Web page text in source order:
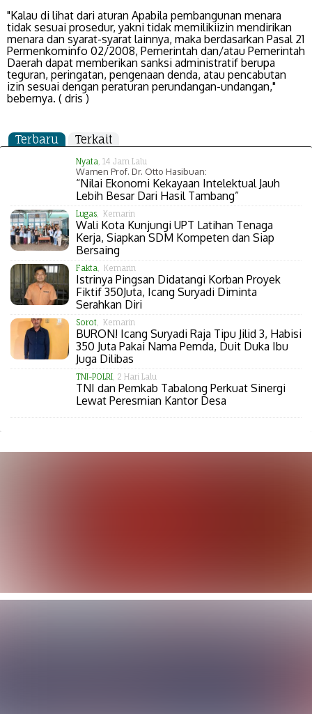
"Kalau di lihat dari aturan Apabila pembangunan menara
tidak sesuai prosedur, yakni tidak memilikiizin mendirikan
menara dan syarat-syarat lainnya, maka berdasarkan Pasal 21
Permenkominfo 02/2008, Pemerintah dan/atau Pemerintah
Daerah dapat memberikan sanksi administratif berupa
teguran, peringatan, pengenaan denda, atau pencabutan
izin sesuai dengan peraturan perundangan-undangan,"
bebernya. ( dris )
Terbaru Terkait
Nyata, 14 Jam Lalu
Wamen Prof. Dr. Otto Hasibuan:
“Nilai Ekonomi Kekayaan Intelektual Jauh
Lebih Besar Dari Hasil Tambang”
Lugas, Kemarin
Wali Kota Kunjungi UPT Latihan Tenaga
Kerja, Siapkan SDM Kompeten dan Siap
Bersaing
Fakta, Kemarin
Istrinya Pingsan Didatangi Korban Proyek
Fiktif 350Juta, Icang Suryadi Diminta
Serahkan Diri
Sorot, Kemarin
BURON! Icang Suryadi Raja Tipu Jilid 3, Habisi
350 Juta Pakai Nama Pemda, Duit Duka Ibu
Juga Dilibas
TNI-POLRI, 2 Hari Lalu
TNI dan Pemkab Tabalong Perkuat Sinergi
Lewat Peresmian Kantor Desa